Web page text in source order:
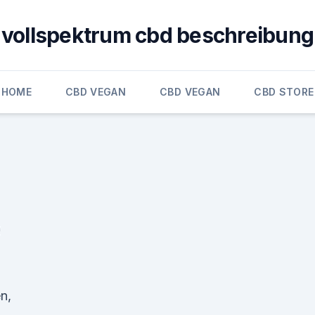
vollspektrum cbd beschreibung
HOME CBD VEGAN CBD VEGAN CBD STORE